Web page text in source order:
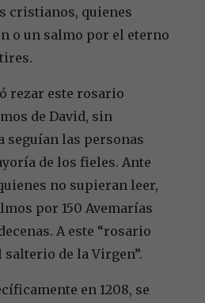
cristianos, quienes
o un salmo por el eterno
rezar este rosario
de David, sin
seguían las personas
de los fieles. Ante
no supieran leer,
por 150 Avemarías
A este “rosario
salterio de la Virgen”.
en 1208, se